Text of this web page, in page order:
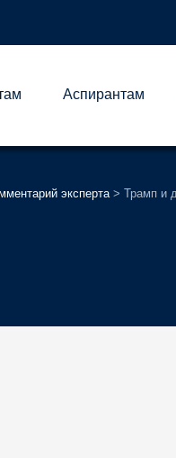
Аспирантам
эксперта> Трамп и